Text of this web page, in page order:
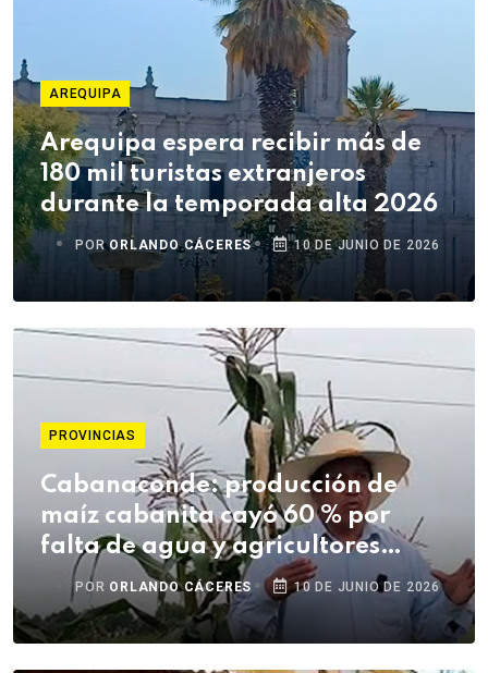
AREQUIPA
Arequipa espera recibir más de
180 mil turistas extranjeros
durante la temporada alta 2026
PORORLANDO CÁCERES 10 DE JUNIO DE 2026
PROVINCIAS
Cabanaconde: producción de
maíz cabanita cayó 60 % por
falta de agua y agricultores
denuncian abandono
POR ORLANDO CÁCERES 10 DE JUNIO DE 2026